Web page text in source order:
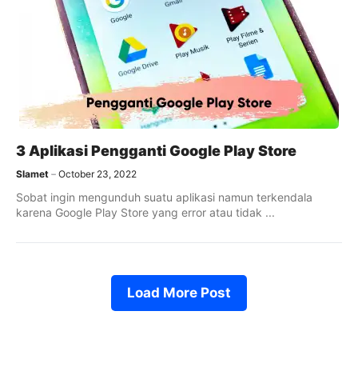
3 Aplikasi Pengganti Google Play Store
Slamet October 23, 2022
Sobat ingin mengunduh suatu aplikasi namun terkendala
karena Google Play Store yang error atau tidak ...
Load More Post